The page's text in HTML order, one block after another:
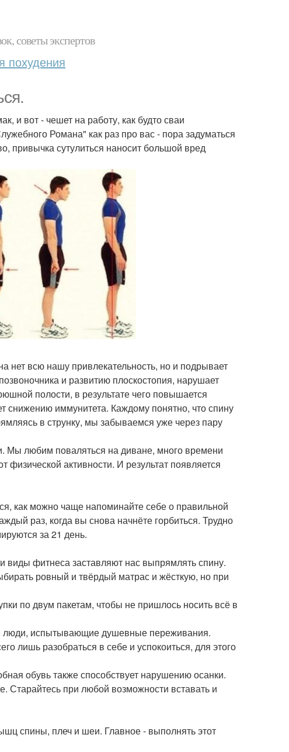
советы экспертов
похудения
и вот - чешет на работу, как будто сваи
Романа" как раз про вас - пора задуматься
привычка сутулиться наносит большой вред
нет всю нашу привлекательность, но и подрывает
и развитию плоскостопия, нарушает
полости, в результате чего повышается
снижению иммунитета. Каждому понятно, что спину
в струнку, мы забываемся уже через пару
Мы любим поваляться на диване, много времени
активности. И результат появляется
как можно чаще напоминайте себе о правильной
раз, когда вы снова начнёте горбиться. Трудно
за 21 день.
виды фитнеса заставляют нас выпрямлять спину.
ровный и твёрдый матрас и жёсткую, но при
по двум пакетам, чтобы не пришлось носить всё в
люди, испытывающие душевные переживания.
лишь разобраться в себе и успокоиться, для этого
обувь также способствует нарушению осанки.
Старайтесь при любой возможности вставать и
спины, плеч и шеи. Главное - выполнять этот